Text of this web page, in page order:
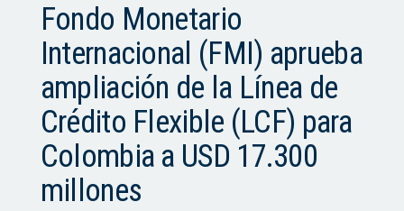
Fondo Monetario
Internacional (FMI) aprueba
ampliación de la Línea de
Crédito Flexible (LCF) para
Colombia a USD 17.300
millones